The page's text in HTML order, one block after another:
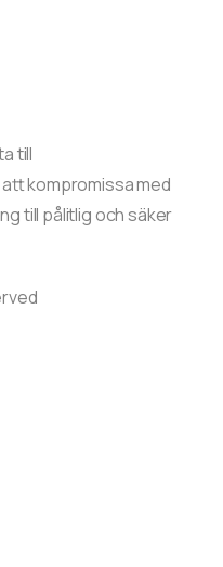
till
kompromissa med
till pålitlig och säker